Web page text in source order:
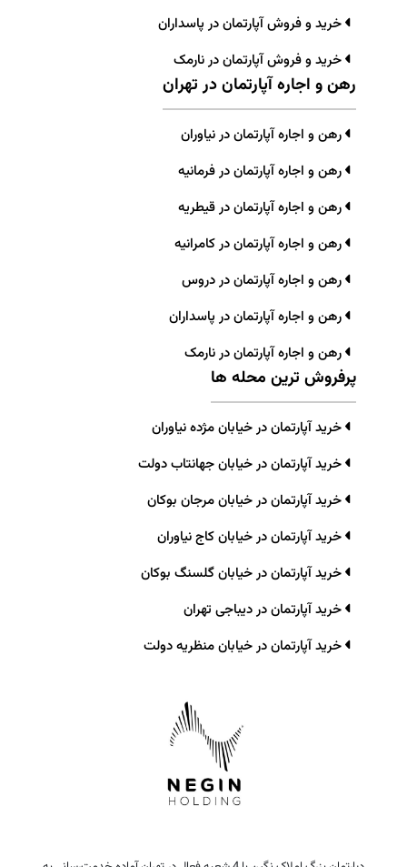
خرید و فروش آپارتمان در پاسداران
خرید و فروش آپارتمان در نارمک
رهن و اجاره آپارتمان در تهران
رهن و اجاره آپارتمان در نیاوران
رهن و اجاره آپارتمان در فرمانیه
رهن و اجاره آپارتمان در قیطریه
رهن و اجاره آپارتمان در کامرانیه
رهن و اجاره آپارتمان در دروس
رهن و اجاره آپارتمان در پاسداران
رهن و اجاره آپارتمان در نارمک
پرفروش ترین محله ها
خرید آپارتمان در خیابان مژده نیاوران
خرید آپارتمان در خیابان جهانتاب دولت
خرید آپارتمان در خیابان مرجان بوکان
خرید آپارتمان در خیابان کاج نیاوران
خرید آپارتمان در خیابان گلسنگ بوکان
خرید آپارتمان در دیباجی تهران
خرید آپارتمان در خیابان منظریه دولت